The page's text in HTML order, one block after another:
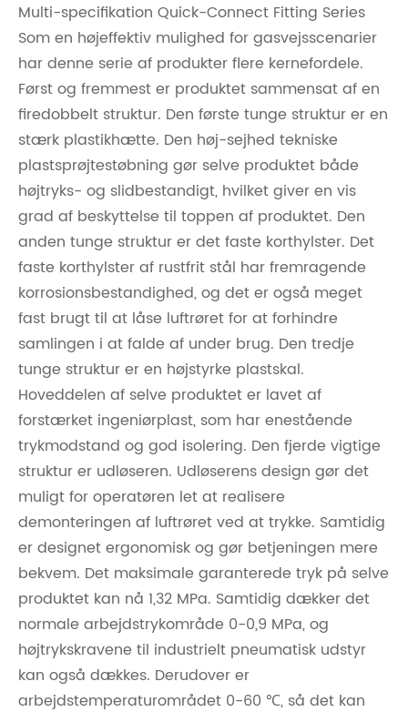
Multi-specifikation Quick-Connect Fitting Series
Som en højeffektiv mulighed for gasvejsscenarier
har denne serie af produkter flere kernefordele.
Først og fremmest er produktet sammensat af en
firedobbelt struktur. Den første tunge struktur er en
stærk plastikhætte. Den høj-sejhed tekniske
plastsprøjtestøbning gør selve produktet både
højtryks- og slidbestandigt, hvilket giver en vis
grad af beskyttelse til toppen af ​​produktet. Den
anden tunge struktur er det faste korthylster. Det
faste korthylster af rustfrit stål har fremragende
korrosionsbestandighed, og det er også meget
fast brugt til at låse luftrøret for at forhindre
samlingen i at falde af under brug. Den tredje
tunge struktur er en højstyrke plastskal.
Hoveddelen af ​​selve produktet er lavet af
forstærket ingeniørplast, som har enestående
trykmodstand og god isolering. Den fjerde vigtige
struktur er udløseren. Udløserens design gør det
muligt for operatøren let at realisere
demonteringen af ​​luftrøret ved at trykke. Samtidig
er designet ergonomisk og gør betjeningen mere
bekvem. Det maksimale garanterede tryk på selve
produktet kan nå 1,32 MPa. Samtidig dækker det
normale arbejdstrykområde 0-0,9 MPa, og
højtrykskravene til industrielt pneumatisk udstyr
kan også dækkes. Derudover er
arbejdstemperaturområdet 0-60 ℃, så det kan